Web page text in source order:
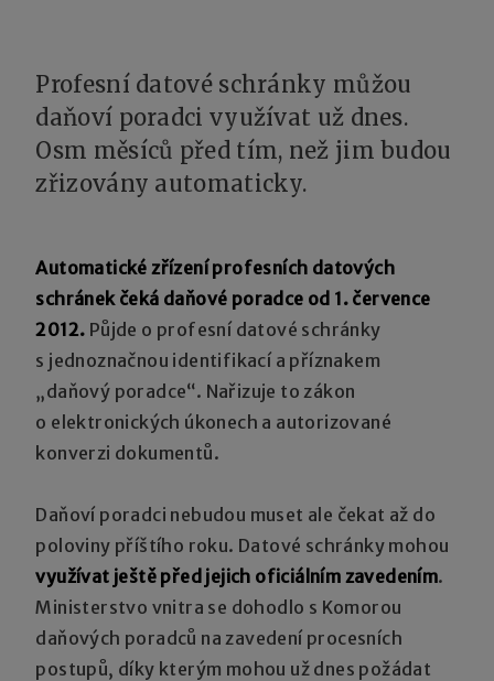
Profesní datové schránky můžou
daňoví poradci využívat už dnes.
Osm měsíců před tím, než jim budou
zřizovány automaticky.
Automatické zřízení profesních datových
schránek čeká daňové poradce od 1. července
2012. Půjde o profesní datové schránky
s jednoznačnou identifikací a příznakem
„daňový poradce“. Nařizuje to zákon
o elektronických úkonech a autorizované
konverzi dokumentů.
Daňoví poradci nebudou muset ale čekat až do
poloviny příštího roku. Datové schránky mohou
využívat ještě před jejich oficiálním zavedením.
Ministerstvo vnitra se dohodlo s Komorou
daňových poradců na zavedení procesních
postupů, díky kterým mohou už dnes požádat